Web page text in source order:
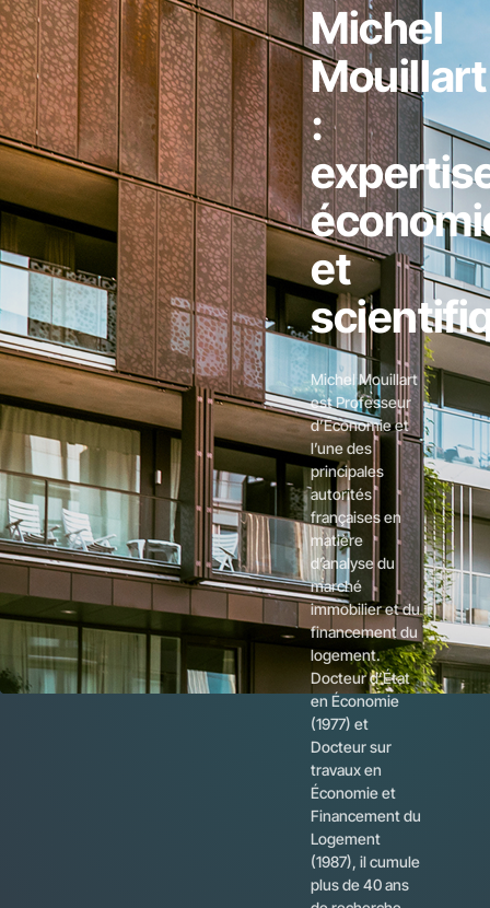
Michel
Mouillart
:
et
Michel Mouillart
est Professeur
d’Économie et
l’une des
principales
autorités
françaises en
matière
d’analyse du
marché
immobilier et du
financement du
logement.
Docteur d’État
en Économie
(1977) et
Docteur sur
travaux en
Économie et
Financement du
Logement
(1987), il cumule
plus de 40 ans